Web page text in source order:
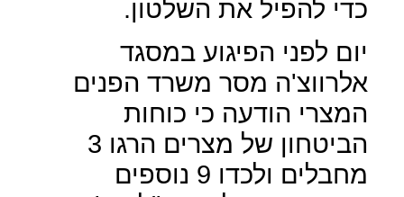
כדי להפיל את השלטון.
יום לפני הפיגוע במסגד
אלרווצ'ה מסר משרד הפנים
המצרי הודעה כי כוחות
הביטחון של מצרים הרגו 3
מחבלים ולכדו 9 נוספים